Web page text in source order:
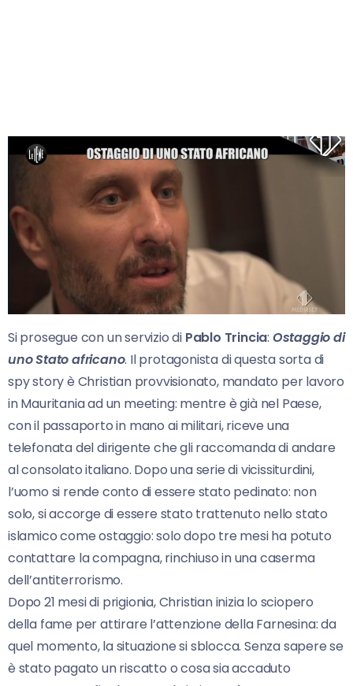
Si prosegue con un servizio di Pablo Trincia: Ostaggio di
uno Stato africano. Il protagonista di questa sorta di
spy story è Christian provvisionato, mandato per lavoro
in Mauritania ad un meeting: mentre è già nel Paese,
con il passaporto in mano ai militari, riceve una
telefonata del dirigente che gli raccomanda di andare
al consolato italiano. Dopo una serie di vicissiturdini,
l’uomo si rende conto di essere stato pedinato: non
solo, si accorge di essere stato trattenuto nello stato
islamico come ostaggio: solo dopo tre mesi ha potuto
contattare la compagna, rinchiuso in una caserma
dell’antiterrorismo.
Dopo 21 mesi di prigionia, Christian inizia lo sciopero
della fame per attirare l’attenzione della Farnesina: da
quel momento, la situazione si sblocca. Senza sapere se
è stato pagato un riscatto o cosa sia accaduto